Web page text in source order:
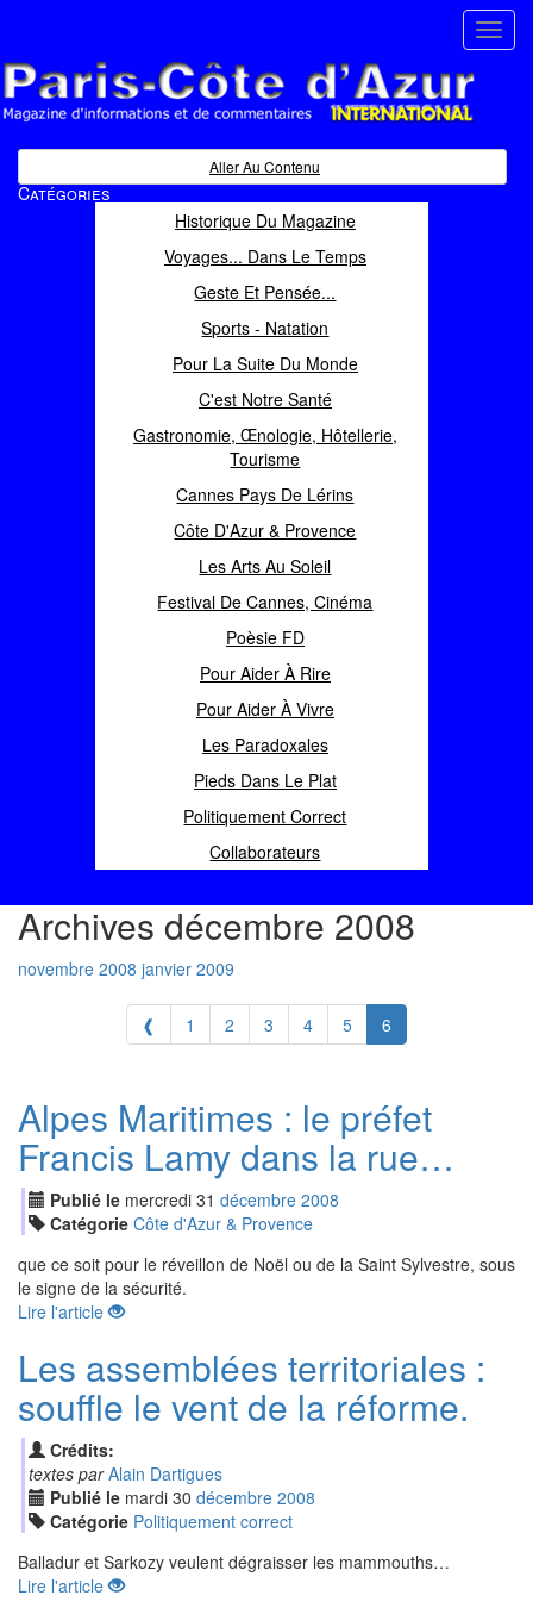
Magazine d'informations et de commentaires
Aller Au Contenu
Catégories
Historique Du Magazine
Voyages... Dans Le Temps
Geste Et Pensée...
Sports - Natation
Pour La Suite Du Monde
C'est Notre Santé
Gastronomie, Œnologie, Hôtellerie,
Tourisme
Cannes Pays De Lérins
Côte D'Azur & Provence
Les Arts Au Soleil
Festival De Cannes, Cinéma
Poèsie FD
Pour Aider À Rire
Pour Aider À Vivre
Les Paradoxales
Pieds Dans Le Plat
Politiquement Correct
Collaborateurs
Archives décembre 2008
novembre 2008 janvier 2009
❰ 1 2 3 4 5 6
Alpes Maritimes : le préfet
Francis Lamy dans la rue…
Publié le mercredi 31 décembre 2008
Catégorie Côte d'Azur & Provence
que ce soit pour le réveillon de Noël ou de la Saint Sylvestre, sous
le signe de la sécurité.
Lire l'article
Les assemblées territoriales :
souffle le vent de la réforme.
Crédits:
textes par Alain Dartigues
Publié le mardi 30 décembre 2008
Catégorie Politiquement correct
Balladur et Sarkozy veulent dégraisser les mammouths…
Lire l'article